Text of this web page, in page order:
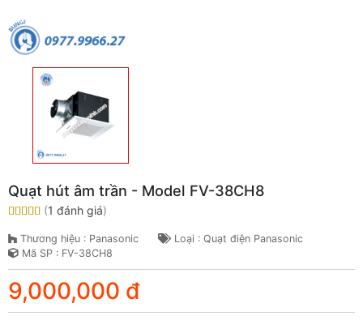
Quạt hút âm trần - Model FV-38CH8
(1 đánh giá)
Thương hiệu : Panasonic
Loại : Quạt điện Panasonic
Mã SP : FV-38CH8
9,000,000 đ